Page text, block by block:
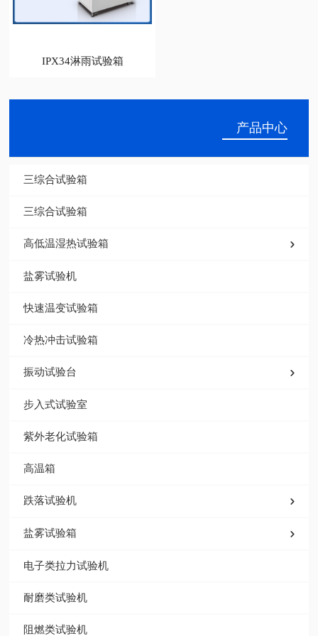
IPX34淋雨试验箱
产品中心
三综合试验箱
三综合试验箱
高低温湿热试验箱
盐雾试验机
快速温变试验箱
冷热冲击试验箱
振动试验台
步入式试验室
紫外老化试验箱
高温箱
跌落试验机
盐雾试验箱
电子类拉力试验机
耐磨类试验机
阻燃类试验机